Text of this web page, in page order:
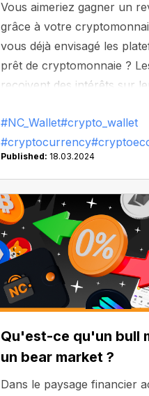
Vous aimeriez gagner un
grâce à votre
vous déjà envisagé les
prêt de cryptomonnaie ?
reçoivent des intérêts sur
avec les comptes d'épargne
traditionnels. Décortiquons
avec NC Wallet et
comment faire fructifier
cryptomonnaie !
#NC_Wallet#crypto_wallet
#cryptocurrency
Published: 18.03.2024
Qu'est-ce qu'un bull
un bear market ?
Dans le paysage financier